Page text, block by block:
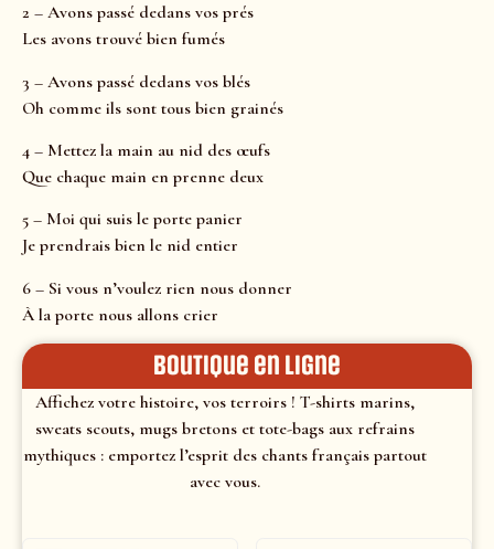
2 – Avons passé dedans vos prés
Les avons trouvé bien fumés
3 – Avons passé dedans vos blés
Oh comme ils sont tous bien grainés
4 – Mettez la main au nid des œufs
Que chaque main en prenne deux
5 – Moi qui suis le porte panier
Je prendrais bien le nid entier
6 – Si vous n’voulez rien nous donner
À la porte nous allons crier
Boutique en ligne
Affichez votre histoire, vos terroirs ! T-shirts marins,
sweats scouts, mugs bretons et tote-bags aux refrains
mythiques : emportez l’esprit des chants français partout
avec vous.